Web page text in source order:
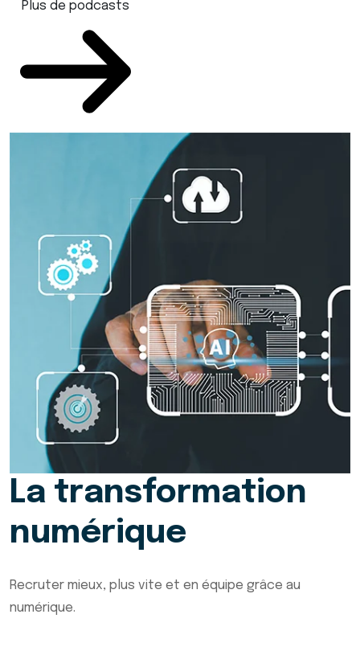
Plus de podcasts
La transformation
numérique
Recruter mieux, plus vite et en équipe grâce au
numérique.